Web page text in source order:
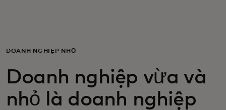
Dành cho doanh nghiệp
Dành cho thế giới
DOANH NGHIỆP NHỎ
Doanh nghiệp vừa và
nhỏ là doanh nghiệp